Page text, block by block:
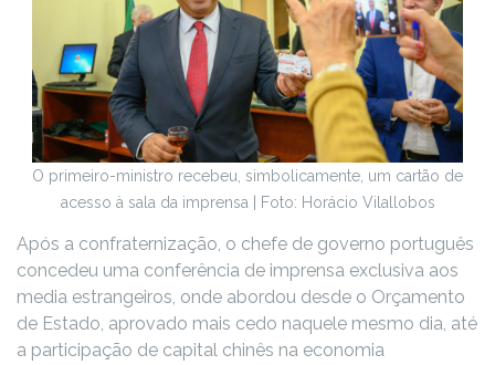
O primeiro-ministro recebeu, simbolicamente, um cartão de
acesso à sala da imprensa | Foto: Horácio Vilallobos
Após a confraternização, o chefe de governo português
concedeu uma conferência de imprensa exclusiva aos
media estrangeiros, onde abordou desde o Orçamento
de Estado, aprovado mais cedo naquele mesmo dia, até
a participação de capital chinês na economia